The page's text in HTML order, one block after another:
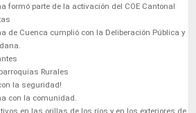
formó parte de la activación del COE Cantonal
de Cuenca cumplió con la Deliberación Pública y
Rurales
la seguridad!
con la comunidad.
en las orillas de los ríos y en los exteriores de